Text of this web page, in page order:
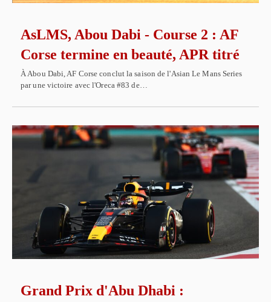
AsLMS, Abou Dabi - Course 2 : AF
Corse termine en beauté, APR titré
À Abou Dabi, AF Corse conclut la saison de l'Asian Le Mans Series
par une victoire avec l'Oreca #83 de…
Grand Prix d'Abu Dhabi :